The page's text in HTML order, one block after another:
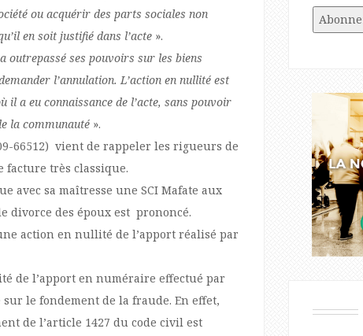
ou acquérir des parts sociales non
en soit justifié dans l’acte ».
outrepassé ses pouvoirs sur les biens
l’annulation. L’action en nullité est
a eu connaissance de l’acte, sans pouvoir
la communauté ».
66512) vient de rappeler les rigueurs de
facture très classique.
avec sa maîtresse une SCI Mafate aux
divorce des époux est prononcé.
action en nullité de l’apport réalisé par
de l’apport en numéraire effectué par
le fondement de la fraude. En effet,
de l’article 1427 du code civil est